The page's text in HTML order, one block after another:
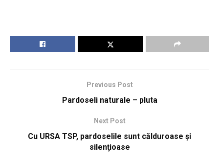
Previous Post
Pardoseli naturale – pluta
Next Post
Cu URSA TSP, pardoselile sunt călduroase și
silenţioase